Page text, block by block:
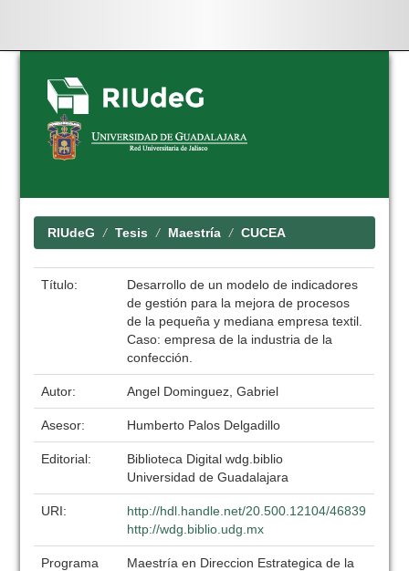
Skip
navigation
RIUdeG Tesis Maestría CUCEA
Título:
Desarrollo de un modelo de indicadores
de gestión para la mejora de procesos
de la pequeña y mediana empresa textil.
Caso: empresa de la industria de la
confección.
Autor: Angel Dominguez, Gabriel
Asesor: Humberto Palos Delgadillo
Editorial:
Biblioteca Digital wdg.biblio
Universidad de Guadalajara
URI:
http://hdl.handle.net/20.500.12104/46839
http://wdg.biblio.udg.mx
Programa
Maestría en Direccion Estrategica de la